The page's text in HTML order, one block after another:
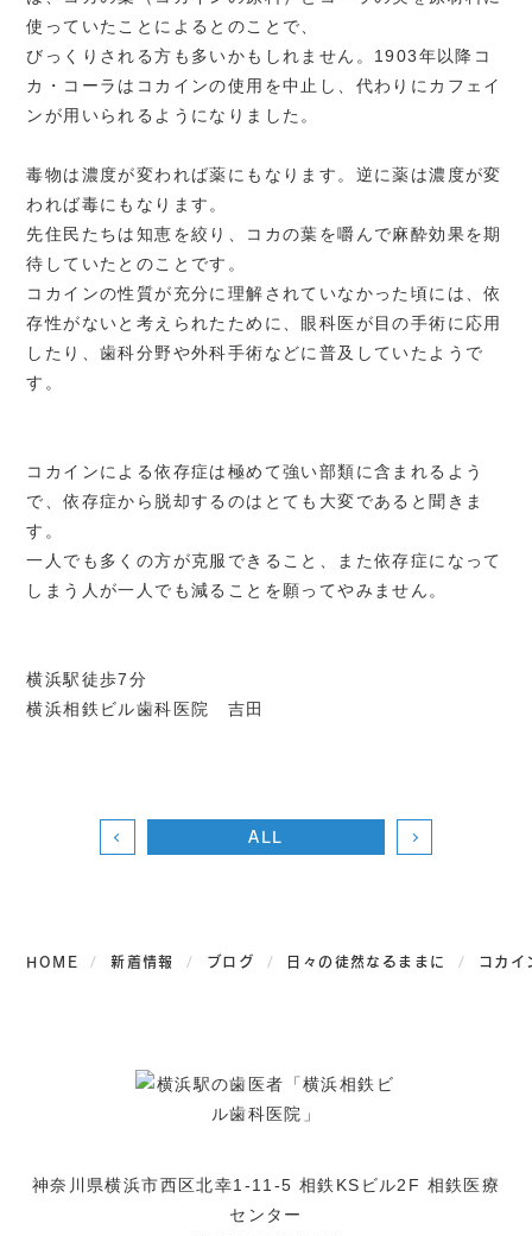
使っていたことによるとのことで、
びっくりされる方も多いかもしれません。1903年以降コ
カ・コーラはコカインの使用を中止し、代わりにカフェイ
ンが用いられるようになりました。
毒物は濃度が変われば薬にもなります。逆に薬は濃度が変
われば毒にもなります。
先住民たちは知恵を絞り、コカの葉を嚼んで麻酔効果を期
待していたとのことです。
コカインの性質が充分に理解されていなかった頃には、依
存性がないと考えられたために、眼科医が目の手術に応用
したり、歯科分野や外科手術などに普及していたようで
す。
コカインによる依存症は極めて強い部類に含まれるよう
で、依存症から脱却するのはとても大変であると聞きま
す。
一人でも多くの方が克服できること、また依存症になって
しまう人が一人でも減ることを願ってやみません。
横浜駅徒歩7分
横浜相鉄ビル歯科医院 吉田
ALL
HOME 新着情報 ブログ 日々の徒然なるままに コカ
神奈川県横浜市西区北幸1-11-5 相鉄KSビル2F 相鉄医療
センター